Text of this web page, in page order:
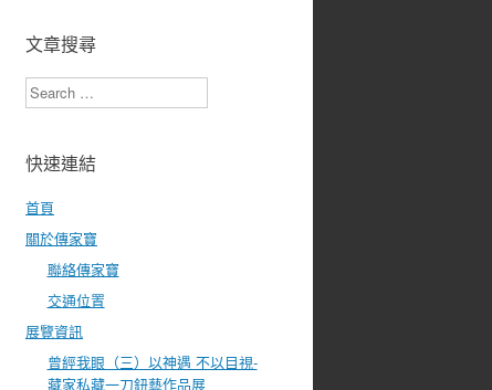
文章搜尋
Search
快速連結
首頁
關於傳家寶
聯絡傳家寶
交通位置
展覽資訊
曾經我眼（三）以神遇 不以目視-
藏家私藏一刀鈕藝作品展